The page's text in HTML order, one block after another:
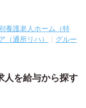
養護老人ホーム（特
（通所リハ）
グルー
人を給与から探す